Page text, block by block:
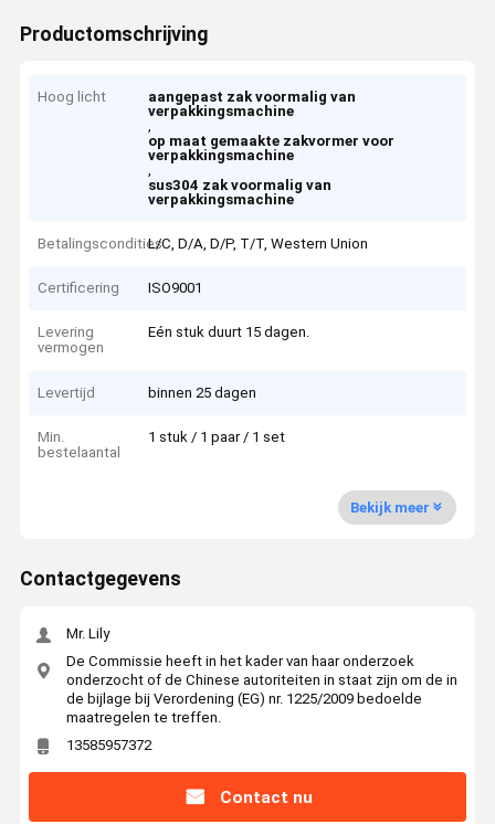
Productomschrijving
Hoog licht
aangepast zak voormalig van
verpakkingsmachine
,
op maat gemaakte zakvormer voor
verpakkingsmachine
,
sus304 zak voormalig van
verpakkingsmachine
BetalingsconditiesL/C, D/A, D/P, T/T, Western Union
Certificering ISO9001
Levering
vermogen
Eén stuk duurt 15 dagen.
Levertijd binnen 25 dagen
Min.
bestelaantal
1 stuk / 1 paar / 1 set
Bekijk meer
Contactgegevens
Mr. Lily
De Commissie heeft in het kader van haar onderzoek
onderzocht of de Chinese autoriteiten in staat zijn om de in
de bijlage bij Verordening (EG) nr. 1225/2009 bedoelde
maatregelen te treffen.
13585957372
Contact nu